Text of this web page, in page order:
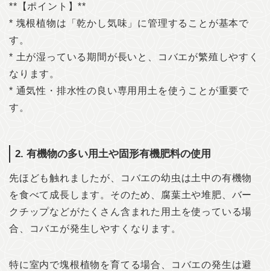
**【ポイント】**
* 塊根植物は「乾かし気味」に管理することが基本で
す。
* 土が湿っている期間が長いと、コバエが繁殖しやすく
なります。
* 通気性・排水性の良い専用用土を使うことが重要で
す。
2. 有機物の多い用土や固形有機肥料の使用
先ほども触れましたが、コバエの幼虫は土中の有機物
を食べて成長します。そのため、腐葉土や堆肥、バー
クチップなどがたくさん含まれた用土を使っている場
合、コバエが発生しやすくなります。
特に室内で塊根植物を育てる場合、コバエの発生は避